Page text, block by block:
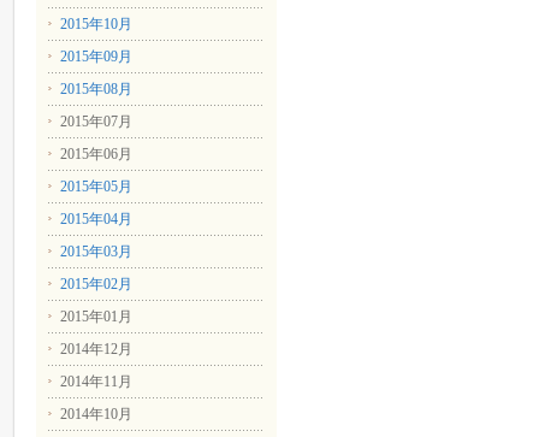
2015年10月
2015年09月
2015年08月
2015年07月
2015年06月
2015年05月
2015年04月
2015年03月
2015年02月
2015年01月
2014年12月
2014年11月
2014年10月